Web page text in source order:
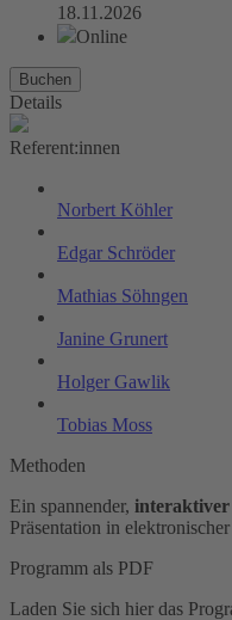
18.11.2026
Online
Buchen
Details
Referent:innen
Norbert Köhler
Edgar Schröder
Mathias Söhngen
Janine Grunert
Holger Gawlik
Tobias Moss
Methoden
Ein spannender,
Präsentation in
Programm als PDF
Laden Sie sich hier das